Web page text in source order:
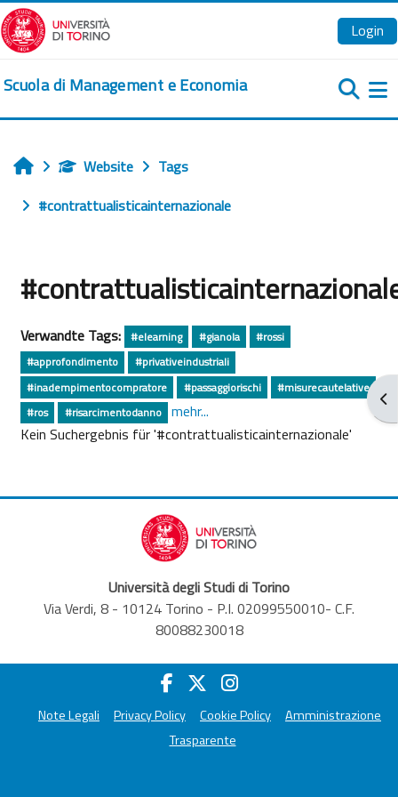
Zum Hauptinhalt
Login
Scuola di Management e Economia
Startseite
Website
Tags
#contrattualisticainternazionale
Verwandte Tags: #elearning #gianola
#rossi
#approfondimento
#privativeindustriali
#inadempimentocompratore
#passaggiorischi
#misurecautelative
#ros
#risarcimentodanno
mehr...
Kein Suchergebnis für '#contrattualisticainternazionale'
Università degli Studi di Torino
Via Verdi, 8 - 10124 Torino - P.I. 02099550010- C.F.
80088230018
Note Legali Privacy Policy Cookie Policy
Amministrazione
Trasparente